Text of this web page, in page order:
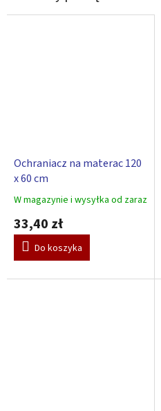
Ochraniacz na materac 120
x 60 cm
Średnia
produktu
wynosi
5,0
5
W magazynie i wysyłka od zaraz
33,40 zł
Do koszyka